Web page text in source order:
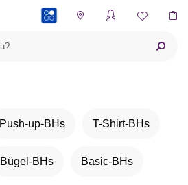
Push-up-BHs T-Shirt-BHs
Bügel-BHs Basic-BHs